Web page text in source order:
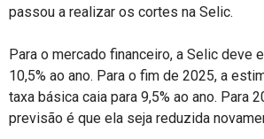
passou a realizar os cortes na Selic.
Para o mercado financeiro, a Selic deve
10,5% ao ano. Para o fim de 2025, a
taxa básica caia para 9,5% ao ano. Para
previsão é que ela seja reduzida